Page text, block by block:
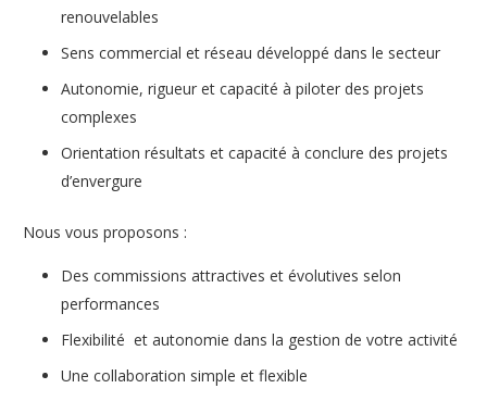
renouvelables
Sens commercial et réseau développé dans le secteur
Autonomie, rigueur et capacité à piloter des projets
complexes
Orientation résultats et capacité à conclure des projets
d’envergure
Nous vous proposons :
Des commissions attractives et évolutives selon
performances
Flexibilité et autonomie dans la gestion de votre activité
Une collaboration simple et flexible